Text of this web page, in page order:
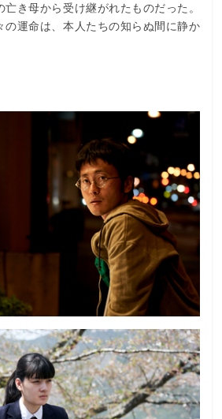
き母から受け継がれたものだった。
の運命は、本人たちの知らぬ間に静か